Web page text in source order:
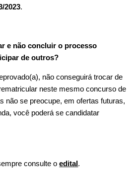
2023.
e não concluir o processo
de outros?
não conseguirá trocar de
neste mesmo concurso de
não se preocupe, em ofertas futuras,
você poderá se candidatar
consulte oedital.